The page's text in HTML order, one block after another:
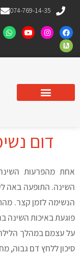
074-769-14-35
דום
אחת מהפרעות
השינה. התופעה באה
פוגעת באיכות השינה
על עצמם במהלך הלילה,
סיכון ללחץ דם גבוה,